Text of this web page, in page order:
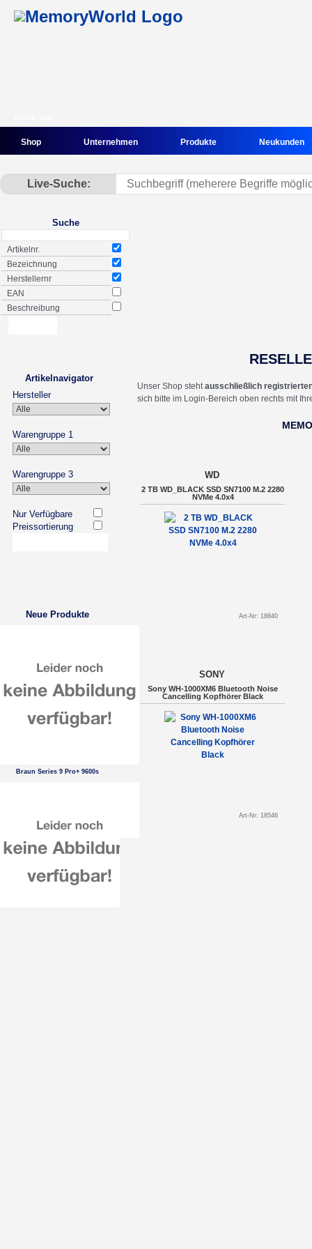
Shop Unternehmen Produkte Neukunden
Live-Suche:
Suche
Artikelnr.
Bezeichnung
Herstellernr
EAN
Beschreibung
Artikelnavigator
Hersteller
Warengruppe 1
Warengruppe 3
Nur Verfügbare
Preissortierung
Neue Produkte
Braun Series 9 Pro+ 9600s
Unser Shop stehtausschließlich
sich bitte im Login-Bereich oben rechts mit
WD
2 TB WD_BLACK SSD SN7100 M.2 2280
NVMe 4.0x4
Art-Nr: 18840
SONY
Sony WH-1000XM6 Bluetooth Noise
Cancelling Kopfhörer Black
Art-Nr: 18546